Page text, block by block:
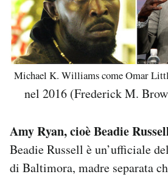
Michael K. Williams come Omar
nel 2016 (Frederick M.
Amy Ryan, cioè Beadie
Beadie Russell è un’ufficiale
di Baltimora, madre separata